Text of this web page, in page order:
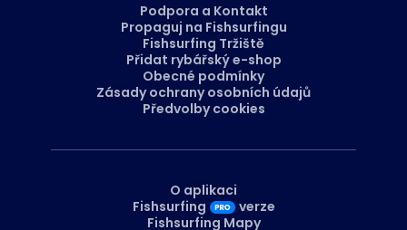
Podpora a Kontakt
Propaguj na Fishsurfingu
Fishsurfing Tržiště
Přidat rybářský e-shop
Obecné podmínky
Zásady ochrany osobních údajů
Předvolby cookies
O aplikaci
Fishsurfing
verze
Fishsurfing Mapy